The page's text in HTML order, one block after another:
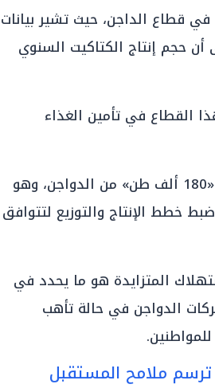
قطاع الداجن، حيث تشير بيانات
أن حجم إنتاج الكتاكيت السنوي
القطاع في تأمين الغذاء
وعلى جانب الاستهلاك، تستهلك مصر شهرياً نحو «180 ألف طن» من الدواجن، وهو
خطط الإنتاج والتوزيع لتتوافق
المتزايدة هو ما يحدد في
الدواجن في حالة تأهب
ترسم ملامح المستقبل